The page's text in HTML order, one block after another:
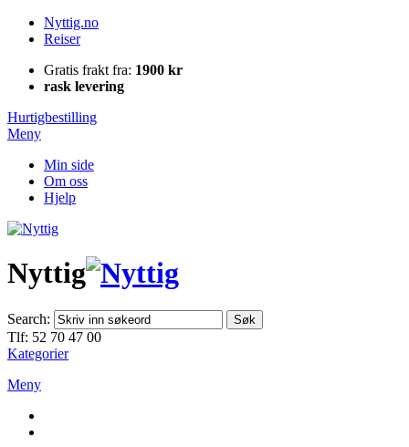
Nyttig.no
Reiser
Gratis frakt fra: 1900 kr
rask levering
Hurtigbestilling
Meny
Min side
Om oss
Hjelp
Nyttig
Search: Søk
Tlf: 52 70 47 00
Kategorier
Meny